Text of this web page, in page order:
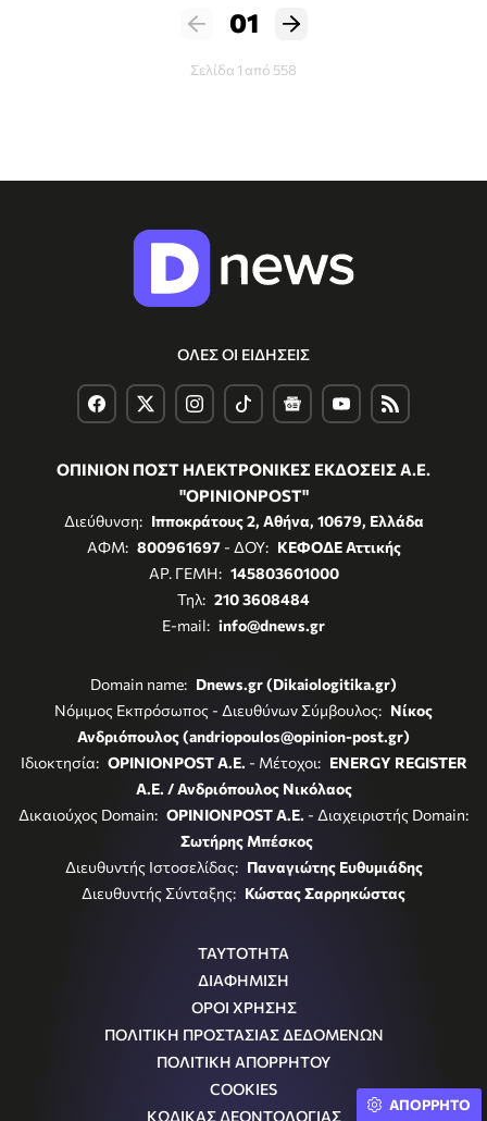
01
Σελίδα 1 από 558
ΟΛΕΣ ΟΙ ΕΙΔΗΣΕΙΣ
ΟΠΙΝΙΟΝ ΠΟΣΤ ΗΛΕΚΤΡΟΝΙΚΕΣ ΕΚΔΟΣΕΙΣ Α.Ε.
"OPINIONPOST"
Διεύθυνση: Ιπποκράτους 2, Αθήνα, 10679, Ελλάδα
ΑΦΜ: 800961697- ΔΟΥ: ΚΕΦΟΔΕ Αττικής
ΑΡ. ΓΕΜΗ: 145803601000
Τηλ: 210 3608484
E-mail: info@dnews.gr
Domain name: Dnews.gr (Dikaiologitika.gr)
Νόμιμος Εκπρόσωπος - Διευθύνων Σύμβουλος: Νίκος
Ανδριόπουλος (andriopoulos@opinion-post.gr)
Ιδιοκτησία: OPINIONPOST A.E. - Μέτοχοι: ENERGY REGISTER
Α.Ε. / Ανδριόπουλος Νικόλαος
Δικαιούχος Domain: OPINIONPOST A.E. - Διαχειριστής Domain:
Σωτήρης Μπέσκος
Διευθυντής Ιστοσελίδας: Παναγιώτης Ευθυμιάδης
Διευθυντής Σύνταξης: Κώστας Σαρρηκώστας
ΤΑΥΤΟΤΗΤΑ
ΔΙΑΦΗΜΙΣΗ
ΟΡΟΙ ΧΡΗΣΗΣ
ΠΟΛΙΤΙΚΗ ΠΡΟΣΤΑΣΙΑΣ ΔΕΔΟΜΕΝΩΝ
ΠΟΛΙΤΙΚΗ ΑΠΟΡΡΗΤΟΥ
COOKIES
ΚΩΔΙΚΑΣ ΔΕΟΝΤΟΛΟΓΙΑΣ
ΑΠΟΡΡΗΤΟ